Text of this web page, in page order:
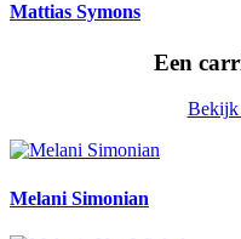
Mattias Symons
Een
Bekijk
Melani Simonian